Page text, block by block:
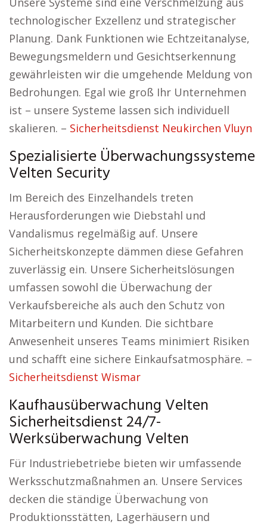
technologischer Exzellenz und strategischer
Planung. Dank Funktionen wie Echtzeitanalyse,
Bewegungsmeldern und Gesichtserkennung
gewährleisten wir die umgehende Meldung von
Bedrohungen. Egal wie groß Ihr Unternehmen
ist – unsere Systeme lassen sich individuell
skalieren. – Sicherheitsdienst Neukirchen Vluyn
Spezialisierte Überwachungssysteme
Velten Security
Im Bereich des Einzelhandels treten
Herausforderungen wie Diebstahl und
Vandalismus regelmäßig auf. Unsere
Sicherheitskonzepte dämmen diese Gefahren
zuverlässig ein. Unsere Sicherheitslösungen
umfassen sowohl die Überwachung der
Verkaufsbereiche als auch den Schutz von
Mitarbeitern und Kunden. Die sichtbare
Anwesenheit unseres Teams minimiert Risiken
und schafft eine sichere Einkaufsatmosphäre. –
Sicherheitsdienst Wismar
Kaufhausüberwachung Velten
Sicherheitsdienst 24/7-
Werksüberwachung Velten
Für Industriebetriebe bieten wir umfassende
Werksschutzmaßnahmen an. Unsere Services
decken die ständige Überwachung von
Produktionsstätten, Lagerhäusern und